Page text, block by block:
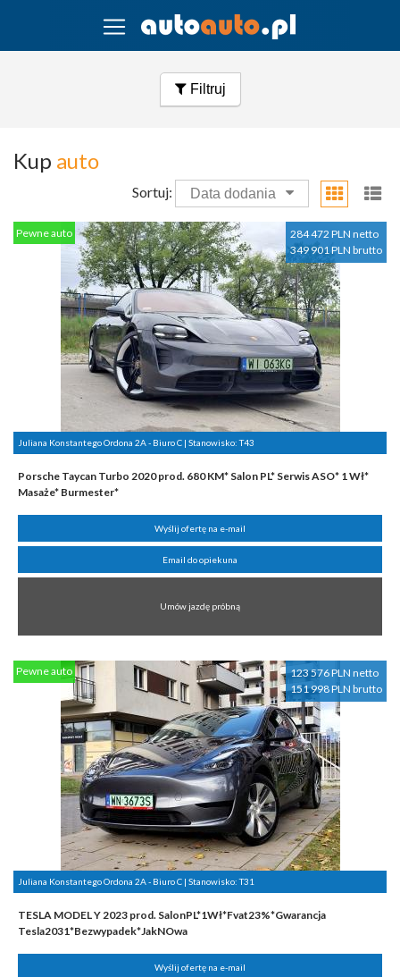
Filtruj
Kup auto
Sortuj: Data dodania
284 472 PLN netto
349 901 PLN brutto
Pewne auto
Juliana Konstantego Ordona 2A - Biuro C | Stanowisko:T43
Porsche Taycan Turbo 2020 prod. 680 KM* Salon PL* Serwis ASO* 1 Wł*
Masaże* Burmester*
Wyślij ofertę na e-mail
Email do opiekuna
Umów jazdę próbną
123 576 PLN netto
151 998 PLN brutto
Pewne auto
Juliana Konstantego Ordona 2A - Biuro C | Stanowisko:T31
TESLA MODEL Y 2023 prod. SalonPL*1Wł*Fvat23%*Gwarancja
Tesla2031*Bezwypadek*JakNOwa
Wyślij ofertę na e-mail